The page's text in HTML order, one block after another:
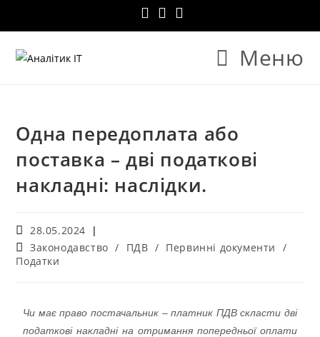
Меню
Одна передоплата або
поставка – дві податкові
накладні: наслідки.
28.05.2024
Законодавство / ПДВ / Первинні документи
/
Податки
Чи має право постачальник – платник ПДВ скласти дві
податкові накладні на отримання попередньої оплати